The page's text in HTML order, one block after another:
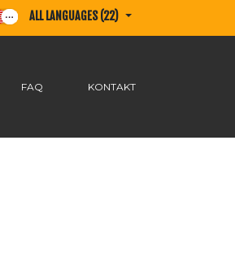
ALL LANGUAGES (22)
FAQ KONTAKT